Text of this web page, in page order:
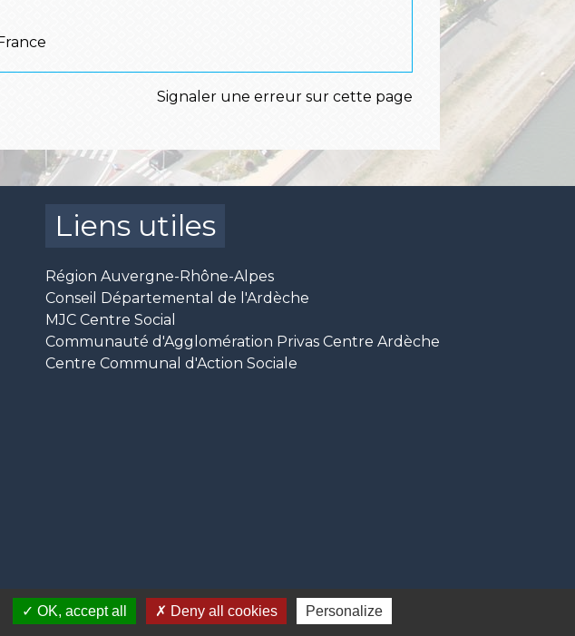
Signaler une erreur sur cette page
Liens utiles
Région Auvergne-Rhône-Alpes
Conseil Départemental de l'Ardèche
MJC Centre Social
Communauté d'Agglomération Privas Centre Ardèche
Centre Communal d'Action Sociale
OK, accept all Deny all cookies Personalize